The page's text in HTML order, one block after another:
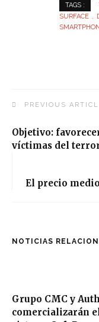
TAGS :
SURFACE
PREVIOUS
Objetivo:
víctimas del
El precio
NOTICIAS
Grupo CMC y
comercializarán